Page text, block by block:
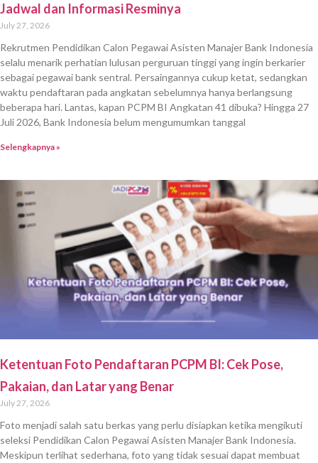
Jadwal dan Informasi Resminya
July 27, 2026
Rekrutmen Pendidikan Calon Pegawai Asisten Manajer Bank Indonesia
selalu menarik perhatian lulusan perguruan tinggi yang ingin berkarier
sebagai pegawai bank sentral. Persaingannya cukup ketat, sedangkan
waktu pendaftaran pada angkatan sebelumnya hanya berlangsung
beberapa hari. Lantas, kapan PCPM BI Angkatan 41 dibuka? Hingga 27
Juli 2026, Bank Indonesia belum mengumumkan tanggal
Selengkapnya »
Ketentuan Foto Pendaftaran PCPM BI: Cek Pose,
Pakaian, dan Latar yang Benar
July 27, 2026
Foto menjadi salah satu berkas yang perlu disiapkan ketika mengikuti
seleksi Pendidikan Calon Pegawai Asisten Manajer Bank Indonesia.
Meskipun terlihat sederhana, foto yang tidak sesuai dapat membuat